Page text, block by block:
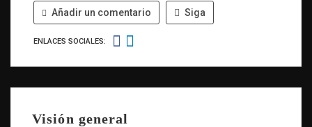
Añadir un comentario Siga
ENLACES SOCIALES:
Visión general